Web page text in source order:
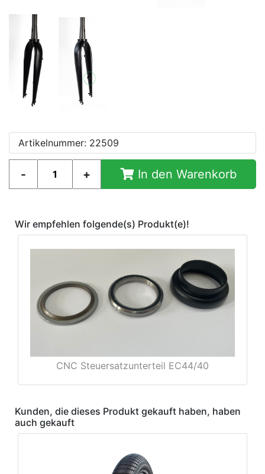
Artikelnummer: 22509
In den Warenkorb
Wir empfehlen folgende(s) Produkt(e)!
CNC Steuersatzunterteil EC44/40
Kunden, die dieses Produkt gekauft haben, haben
auch gekauft